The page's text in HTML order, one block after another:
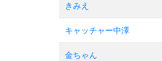
きみえ
キャッチャー中澤
金ちゃん